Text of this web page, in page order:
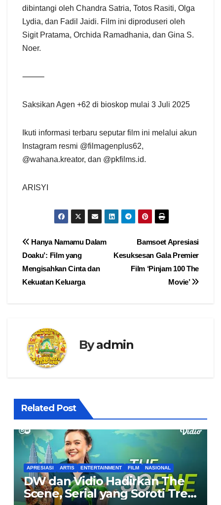
dibintangi oleh Chandra Satria, Totos Rasiti, Olga
Lydia, dan Fadil Jaidi. Film ini diproduseri oleh
Sigit Pratama, Orchida Ramadhania, dan Gina S.
Noer.
⸻
Saksikan Agen +62 di bioskop mulai 3 Juli 2025
Ikuti informasi terbaru seputar film ini melalui akun
Instagram resmi @filmagenplus62,
@wahana.kreator, dan @pkfilms.id.
ARISYI
Navigasi
pos
Bamsoet Apresiasi
Kesuksesan Gala Premier
Film ‘Pinjam 100 The
Movie’
Hanya Namamu Dalam
Doaku’: Film yang
Mengisahkan Cinta dan
Kekuatan Keluarga
Byadmin
Related Post
APRESIASI ARTIS ENTERTAINMENT FILM NASIONAL
DW dan Vidio Hadirkan The
Scene, Serial yang Soroti Tren